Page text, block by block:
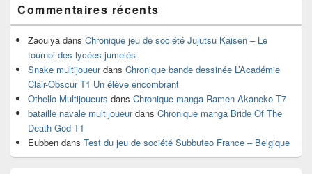
Commentaires récents
Zaouiya dans Chronique jeu de société Jujutsu Kaisen – Le
tournoi des lycées jumelés
Snake multijoueurdans Chronique bande dessinée L’Académie
Clair-Obscur T1 Un élève encombrant
Othello Multijoueurs dans Chronique manga Ramen Akaneko T7
bataille navale multijoueurdans Chronique manga Bride Of The
Death God T1
Eubben dans Test du jeu de société Subbuteo France – Belgique